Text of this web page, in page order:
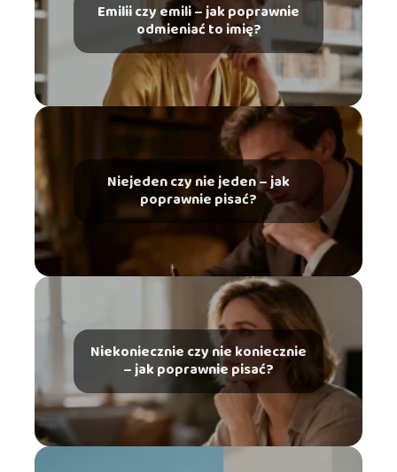
Emilii czy emili – jak poprawnie
odmieniać to imię?
Niejeden czy nie jeden – jak
poprawnie pisać?
Niekoniecznie czy nie koniecznie
– jak poprawnie pisać?